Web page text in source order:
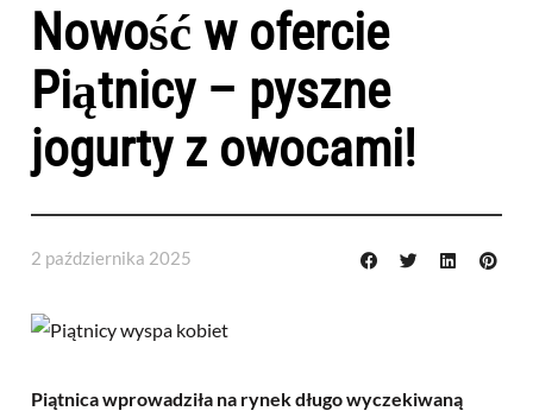
Nowość w ofercie
Piątnicy – pyszne
jogurty z owocami!
2 października 2025
Piątnica wprowadziła na rynek długo wyczekiwaną